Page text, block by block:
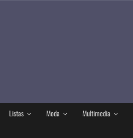
Listas Moda
Multimedia